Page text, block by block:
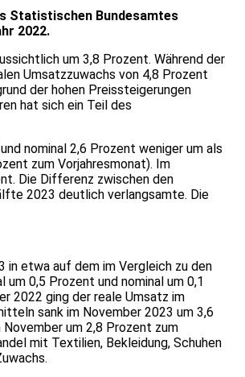
Statistischen Bundesamtes
2022.
um 3,8 Prozent. Während der
Umsatzzuwachs von 4,8 Prozent
der hohen Preissteigerungen
hat sich ein Teil des
nominal 2,6 Prozent weniger um als
zum Vorjahresmonat). Im
Die Differenz zwischen den
2023 deutlich verlangsamte. Die
in etwa auf dem im Vergleich zu den
0,5 Prozent und nominal um 0,1
2022 ging der reale Umsatz im
sank im November 2023 um 3,6
um 2,8 Prozent zum
mit Textilien, Bekleidung, Schuhen